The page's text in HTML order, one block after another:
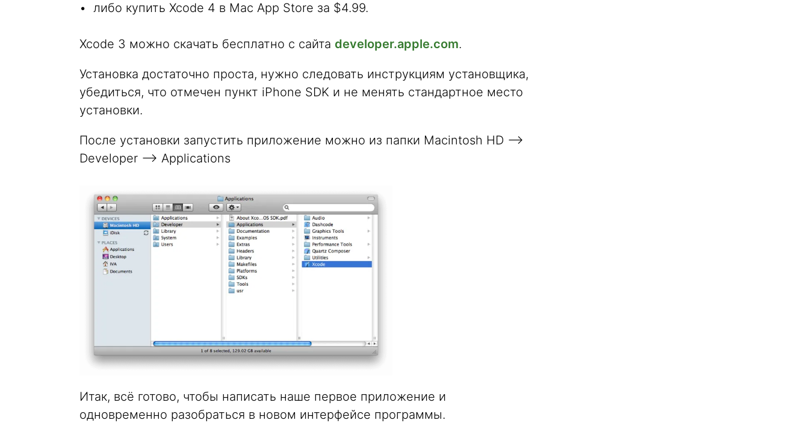
• либо купить Xcode 4 в Mac App Store за $4.99.
Xcode 3 можно скачать бесплатно с сайта developer.apple.com.
Установка достаточно проста, нужно следовать инструкциям установщика,
убедиться, что отмечен пункт iPhone SDK и не менять стандартное место
установки.
После установки запустить приложение можно из папки Macintosh HD —>
Developer —> Applications
Итак, всё готово, чтобы написать наше первое приложение и
одновременно разобраться в новом интерфейсе программы.